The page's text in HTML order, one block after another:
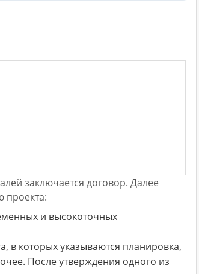
заключается договор. Далее
проекта:
и высокоточных
в которых указываются планировка,
После утверждения одного из